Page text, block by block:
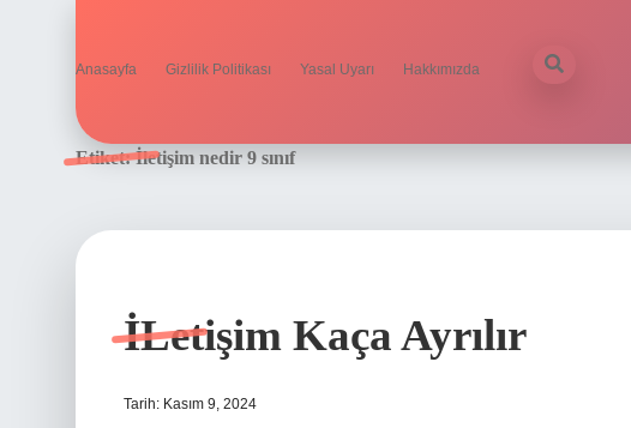
Anasayfa Gizlilik Politikası Yasal Uyarı Hakkımızda
Etiket:İletişim nedir 9 sınıf
İLetişim Kaça Ayrılır
Tarih: Kasım 9, 2024